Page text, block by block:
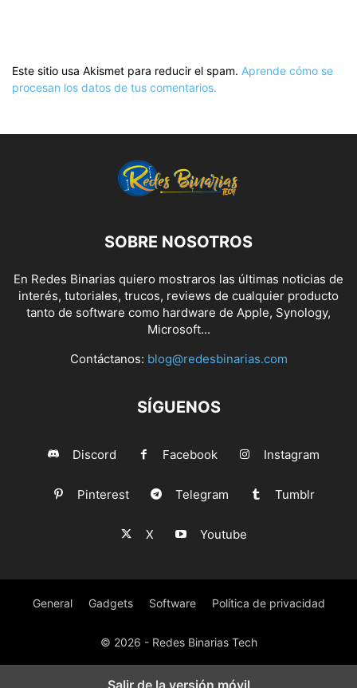
Este sitio usa Akismet para reducir el spam. Aprende cómo se
procesan los datos de tus comentarios.
SOBRE NOSOTROS
En Redes Binarias quiero mostraros las últimas noticias de
interés, tutoriales, trucos, reviews de cualquier producto
tanto de software como hardware de Apple, Synology,
Microsoft...
Contáctanos: blog@redesbinarias.com
SÍGUENOS
Discord Facebook Instagram
Pinterest Telegram Tumblr
X Youtube
General Gadgets Software Política de privacidad
© 2026 - Redes Binarias Tech
Salir de la versión móvil